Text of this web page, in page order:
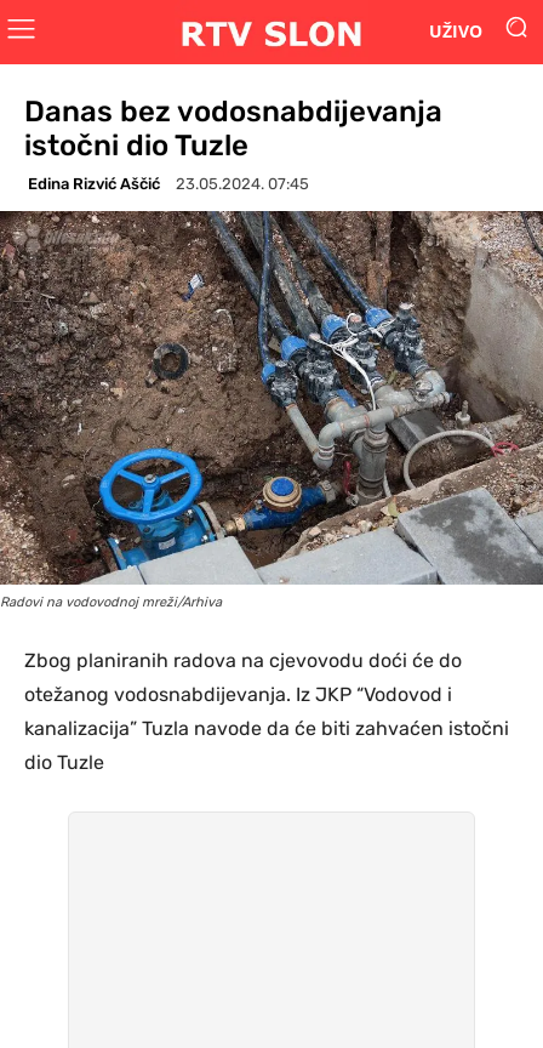
UŽIVO
Danas bez vodosnabdijevanja
istočni dio Tuzle
Edina Rizvić Aščić 23.05.2024. 07:45
Radovi na vodovodnoj mreži/Arhiva
Zbog planiranih radova na cjevovodu doći će do
otežanog vodosnabdijevanja. Iz JKP “Vodovod i
kanalizacija” Tuzla navode da će biti zahvaćen istočni
dio Tuzle